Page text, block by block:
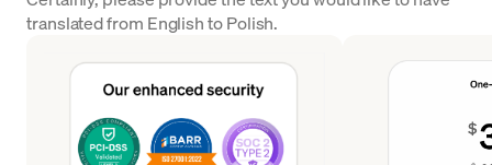
translated from English to Polish.